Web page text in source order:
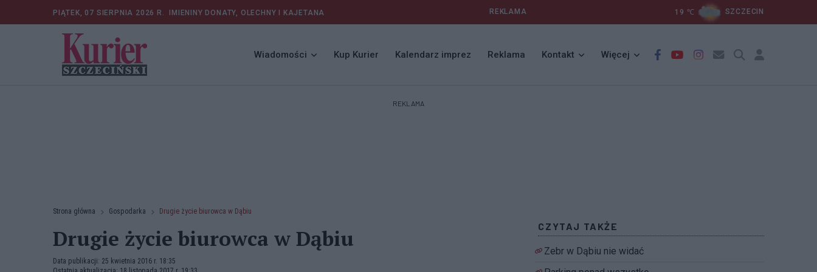
PIĄTEK, 07 SIERPNIA 2026 R. IMIENINY DONATY, OLECHNY I KAJETANA REKLAMA 19 ℃ SZCZECIN
Wiadomości Kup Kurier Kalendarz imprez Reklama Kontakt Więcej
REKLAMA
Strona główna Gospodarka Drugie życie biurowca w Dąbiu
Drugie życie biurowca w Dąbiu
Data publikacji: 25 kwietnia 2016 r. 18:35
CZYTAJ TAKŻE
Zebr w Dąbiu nie widać